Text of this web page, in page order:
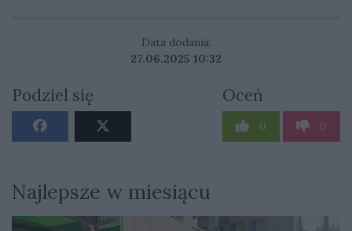
Data dodania:
27.06.2025 10:32
Podziel się Oceń
0 0
Najlepsze w miesiącu